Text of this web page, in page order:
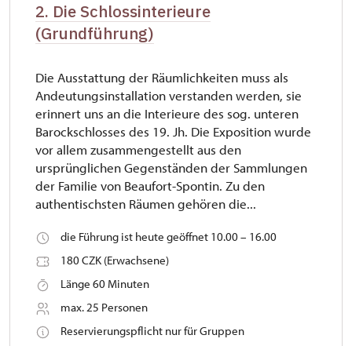
2. Die Schlossinterieure
(Grundführung)
Die Ausstattung der Räumlichkeiten muss als
Andeutungsinstallation verstanden werden, sie
erinnert uns an die Interieure des sog. unteren
Barockschlosses des 19. Jh. Die Exposition wurde
vor allem zusammengestellt aus den
ursprünglichen Gegenständen der Sammlungen
der Familie von Beaufort-Spontin. Zu den
authentischsten Räumen gehören die...
die Führung ist heute geöffnet 10.00 – 16.00
180 CZK (Erwachsene)
Länge 60 Minuten
max. 25 Personen
Reservierungspflicht nur für Gruppen